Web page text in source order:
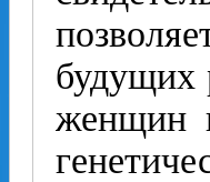
будущих
женщин